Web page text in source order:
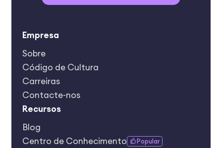
Empresa
Sobre
Código de Cultura
Carreiras
Contacte-nos
Recursos
Blog
Centro de Conhecimento
Popular